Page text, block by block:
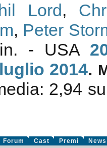
Lord,
, Peter
- USA
luglio 2014.
2,94
Forum Cast Premi News